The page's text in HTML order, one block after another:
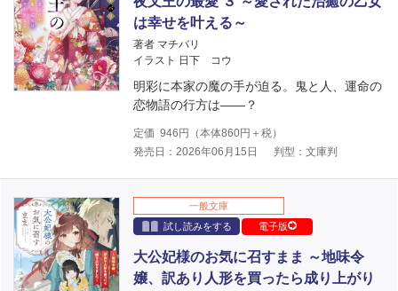
は幸せを叶える～
著者 マチバリ
イラスト 日下 コウ
明彩に本家の魔の手が迫る。鬼と人、運命の
恋物語の行方は――？
定価 946 円（本体860円＋税）
発売日：2026年06月15日
判型：文庫判
一般文庫
試し読みをする
電子版
大公妃様のお気に召すまま ～地味令
嬢、訳あり人形を買ったら成り上がり